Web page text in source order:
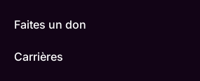
Faites un don
Carrières